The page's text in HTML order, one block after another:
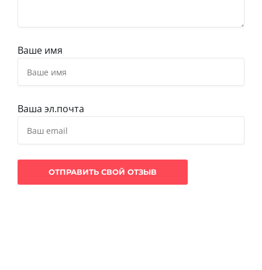
Ваше имя
Ваша эл.почта